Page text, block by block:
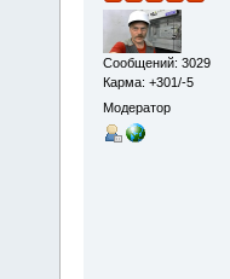
Сообщений: 3029
Карма: +301/-5
Модератор